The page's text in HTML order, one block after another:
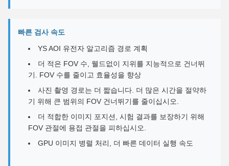
빠른 검사 속도
YS AOI 유전자 알고리즘 경로 계획
더 적은 FOV 수, 웰드없이 지위를 지능적으로 건너뛰
기. FOV 수를 줄이고 효율성을 향상
사진 촬영 경로는 더 짧습니다. 더 많은 시간을 절약하
기 위해 큰 범위의 FOV 건너뛰기를 줄이십시오.
더 적합한 이미지 포지션, 시험 결과를 보장하기 위해
FOV 관절에 용접 관절을 피하십시오.
GPU 이미지 병렬 처리, 더 빠른 데이터 실행 속도